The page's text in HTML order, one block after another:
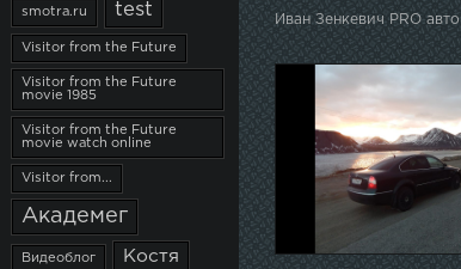
smotra.ru test
Visitor from the Future
Visitor from the Future
movie 1985
Visitor from the Future
movie watch online
Visitor from...
Академег
Видеоблог Костя
советского
Зенкевич Pro
Иван Зенкевич PRO